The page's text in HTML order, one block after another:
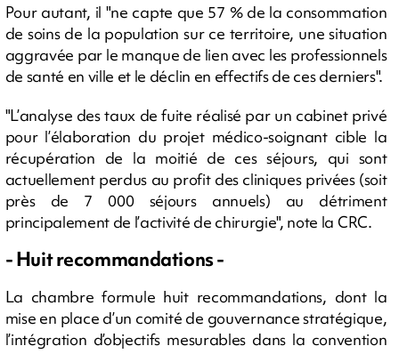
Pour autant, il "ne capte que 57 % de la consommation
de soins de la population sur ce territoire, une situation
aggravée par le manque de lien avec les professionnels
de santé en ville et le déclin en effectifs de ces derniers".
"L’analyse des taux de fuite réalisé par un cabinet privé
pour l’élaboration du projet médico-soignant cible la
récupération de la moitié de ces séjours, qui sont
actuellement perdus au profit des cliniques privées (soit
près de 7 000 séjours annuels) au détriment
principalement de l’activité de chirurgie", note la CRC.
- Huit recommandations -
La chambre formule huit recommandations, dont la
mise en place d’un comité de gouvernance stratégique,
l’intégration d’objectifs mesurables dans la convention